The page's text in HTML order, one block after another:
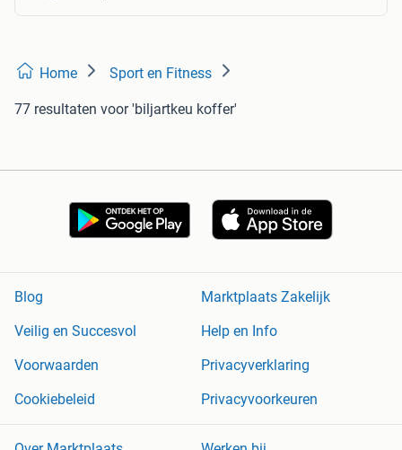
Home Sport en Fitness
77 resultaten voor 'biljartkeu koffer'
Blog
Marktplaats Zakelijk
Veilig en Succesvol
Help en Info
Voorwaarden
Privacyverklaring
Cookiebeleid
Privacyvoorkeuren